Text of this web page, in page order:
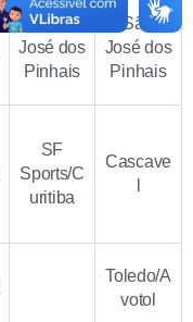
São
José dos
Pinhais
São
José dos
Pinhais
SF
Sports/C
uritiba
Cascave
Toledo/A
votol